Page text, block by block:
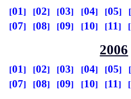
01 02 03 04 05
07
08 09 10 11
2006
01 02 03 04 05
07
08 09 10 11